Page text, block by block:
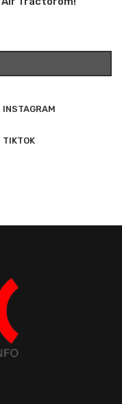
INSTAGRAM
TIKTOK